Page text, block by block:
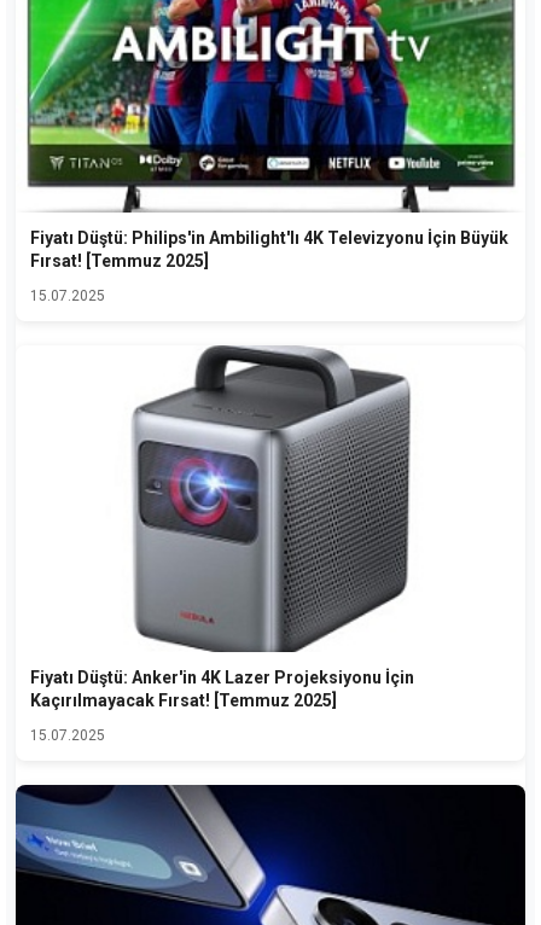
Fiyatı Düştü: Philips'in Ambilight'lı 4K Televizyonu İçin Büyük
Fırsat! [Temmuz 2025]
15.07.2025
Fiyatı Düştü: Anker'in 4K Lazer Projeksiyonu İçin
Kaçırılmayacak Fırsat! [Temmuz 2025]
15.07.2025